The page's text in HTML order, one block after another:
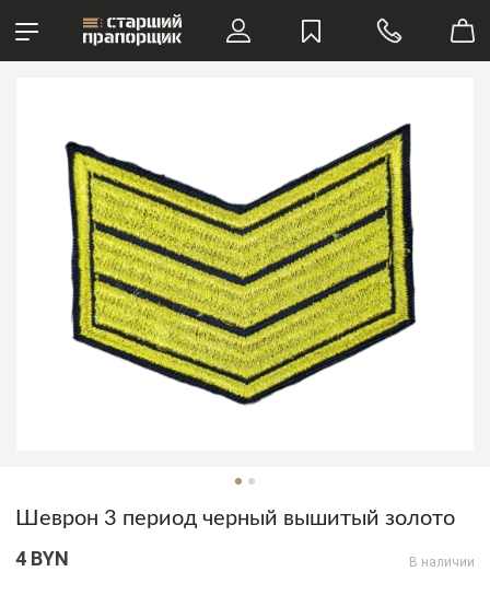
Шеврон 3 период черный вышитый золото
4 BYN В наличии